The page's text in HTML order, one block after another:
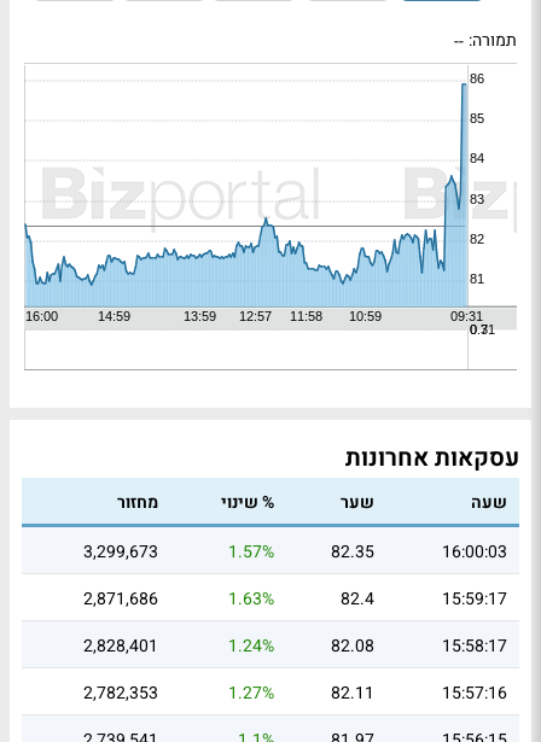
תמורה: --
עסקאות אחרונות
שעה שער % שינוי
מחזור
16:00:03
82.35
1.57%
3,299,673
15:59:17
82.4
1.63%
2,871,686
15:58:17
82.08
1.24%
2,828,401
15:57:16
82.11
1.27%
2,782,353